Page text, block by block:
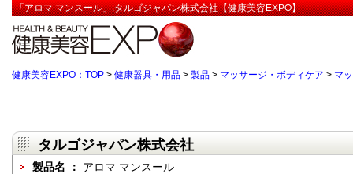
「アロマ マンスール」:タルゴジャパン株式会社【健康美容EXPO】
健康美容EXPO：TOP > 健康器具・用品 > 製品 > マッサージ・ボディケア > マ
タルゴジャパン株式会社
製品名 ： アロマ マンスール